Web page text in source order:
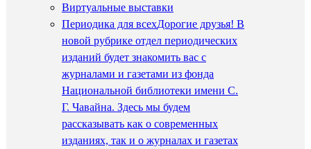
Виртуальные выставки
Периодика для всехДорогие друзья! В
новой рубрике отдел периодических
изданий будет знакомить вас с
журналами и газетами из фонда
Национальной библиотеки имени С.
Г. Чавайна. Здесь мы будем
рассказывать как о современных
изданиях, так и о журналах и газетах